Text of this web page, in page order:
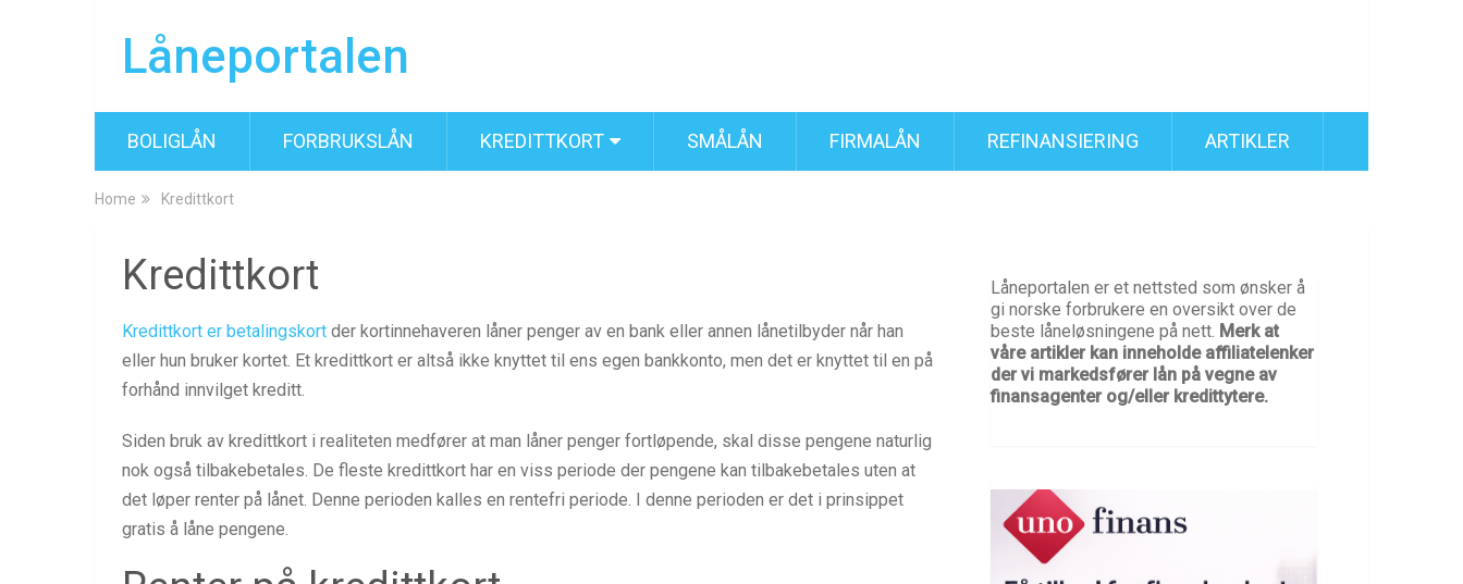
Låneportalen
BOLIGLÅN FORBRUKSLÅN KREDITTKORT SMÅLÅN FIRMALÅN REFINANSIERING ARTIKLER
Home Kredittkort
Kredittkort
Kredittkort er betalingskort der kortinnehaveren låner penger av en bank eller annen lånetilbyder når han
eller hun bruker kortet. Et kredittkort er altså ikke knyttet til ens egen bankkonto, men det er knyttet til en på
forhånd innvilget kreditt.
Siden bruk av kredittkort i realiteten medfører at man låner penger fortløpende, skal disse pengene naturlig
nok også tilbakebetales. De fleste kredittkort har en viss periode der pengene kan tilbakebetales uten at
det løper renter på lånet. Denne perioden kalles en rentefri periode. I denne perioden er det i prinsippet
gratis å låne pengene.
Låneportalen er et nettsted som ønsker å
gi norske forbrukere en oversikt over de
beste låneløsningene på nett. Merk at
våre artikler kan inneholde affiliatelenker
der vi markedsfører lån på vegne av
finansagenter og/eller kredittytere.